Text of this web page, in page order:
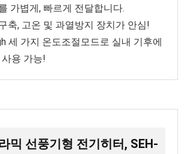
가볍게, 빠르게 전달합니다.
축, 고온 및 과열방지 장치가 안심!
세 가지 온도조절모드로 실내 기후에
용 가능!
믹 선풍기형 전기히터, SEH-